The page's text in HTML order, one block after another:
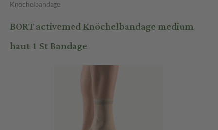
Knöchelbandage
BORT activemed Knöchelbandage medium
haut 1 St Bandage